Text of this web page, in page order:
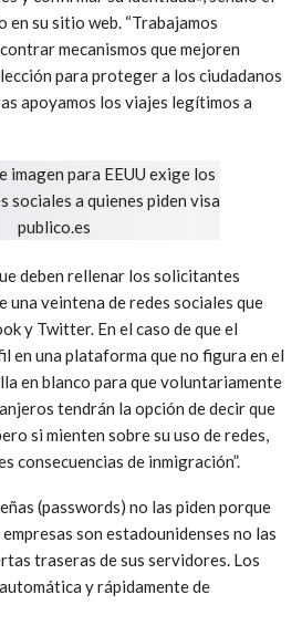
en su sitio web. “Trabajamos
mecanismos que mejoren
para proteger a los ciudadanos
apoyamos los viajes legítimos a
deben rellenar los solicitantes
una veintena de redes sociales que
y Twitter. En el caso de que el
en una plataforma que no figura en el
en blanco para que voluntariamente
tendrán la opción de decir que
si mienten sobre su uso de redes,
consecuencias de inmigración”.
(passwords) no las piden porque
son estadounidenses no las
traseras de sus servidores. Los
y rápidamente de